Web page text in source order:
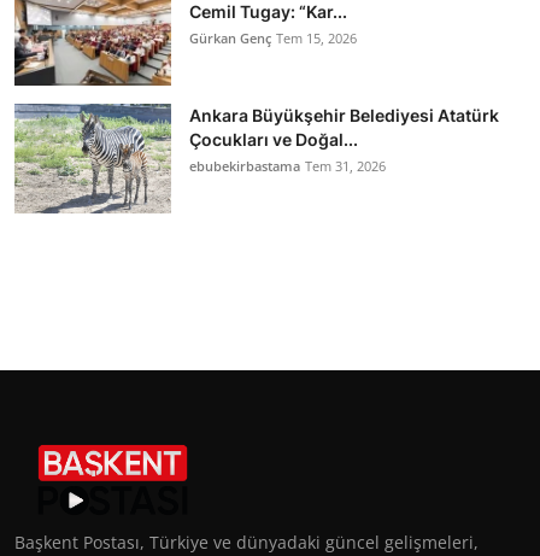
Cemil Tugay: “Kar...
Gürkan Genç Tem 15, 2026
Ankara Büyükşehir Belediyesi Atatürk
Çocukları ve Doğal...
ebubekirbastama Tem 31, 2026
Başkent Postası, Türkiye ve dünyadaki güncel gelişmeleri,